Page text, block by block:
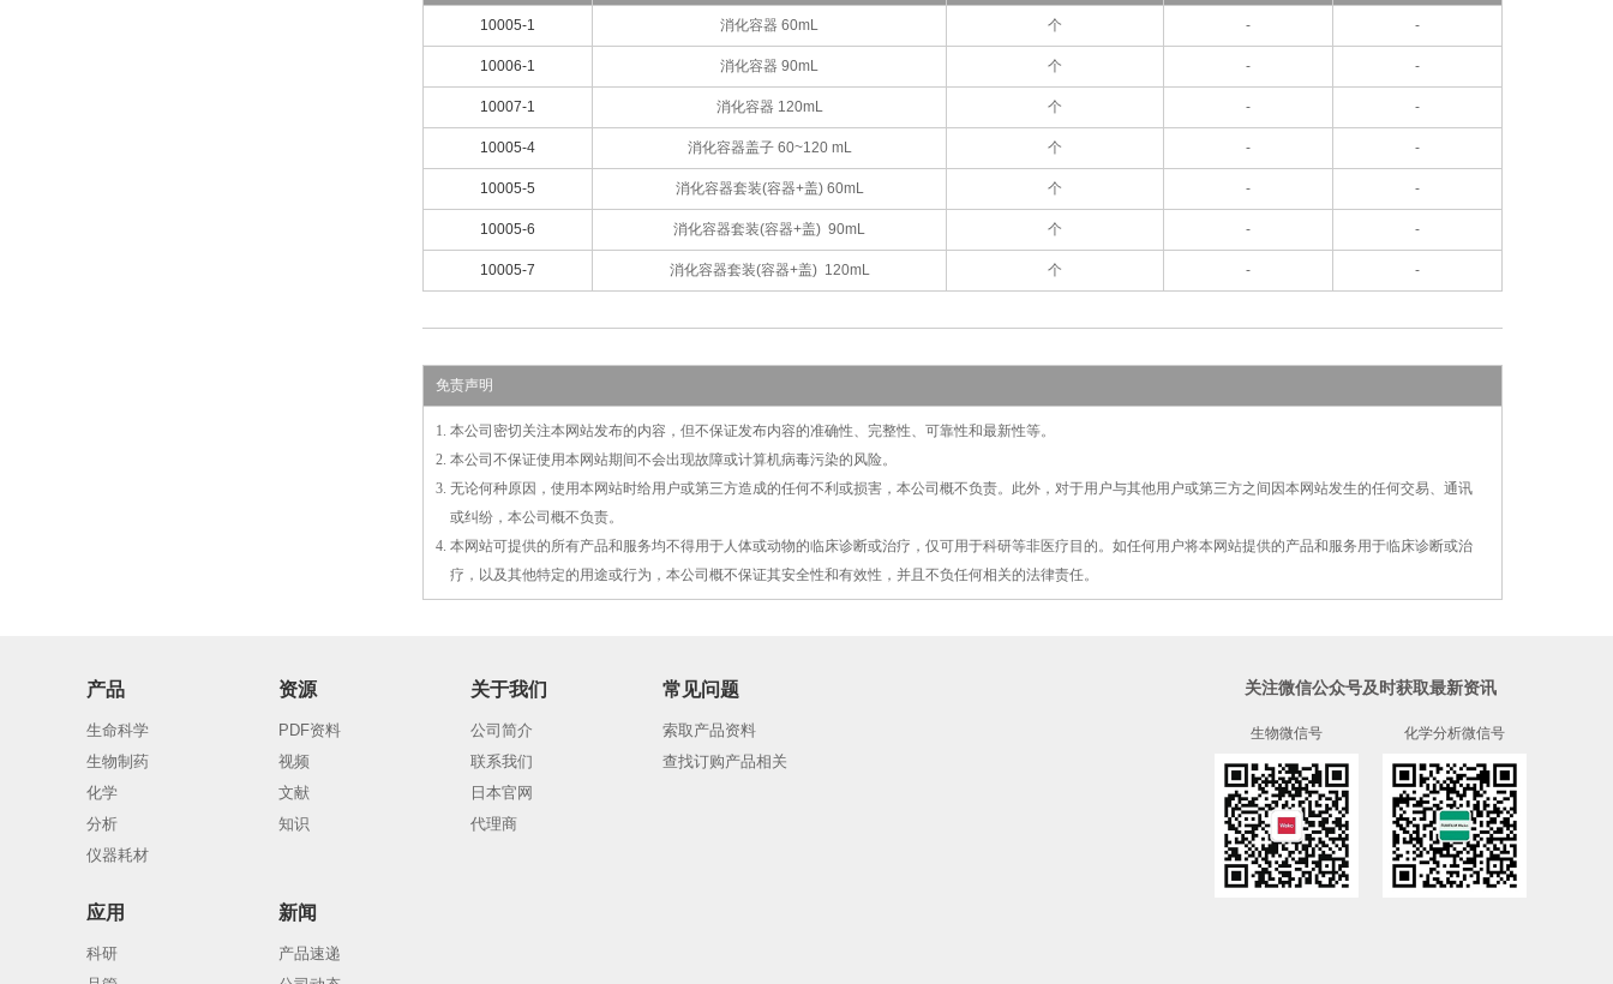
10005-1 消化容器 60mL 个 - -
10006-1 消化容器 90mL 个 - -
10007-1 消化容器 120mL 个 - -
10005-4 消化容器盖子 60~120 mL 个 - -
10005-5 消化容器套装(容器+盖) 60mL 个 - -
10005-6 消化容器套装(容器+盖) 90mL 个 - -
10005-7 消化容器套装(容器+盖) 120mL 个 - -
免责声明
1. 本公司密切关注本网站发布的内容，但不保证发布内容的准确性、完整性、可靠性和最新性等。
2. 本公司不保证使用本网站期间不会出现故障或计算机病毒污染的风险。
3. 无论何种原因，使用本网站时给用户或第三方造成的任何不利或损害，本公司概不负责。此外，对于用户与其他用户或第三方之间因本网站发生的任何交易、通讯
或纠纷，本公司概不负责。
4. 本网站可提供的所有产品和服务均不得用于人体或动物的临床诊断或治疗，仅可用于科研等非医疗目的。如任何用户将本网站提供的产品和服务用于临床诊断或治
疗，以及其他特定的用途或行为，本公司概不保证其安全性和有效性，并且不负任何相关的法律责任。
产品
生命科学
生物制药
化学
分析
仪器耗材
资源
PDF资料
视频
文献
知识
关于我们
公司简介
联系我们
日本官网
代理商
常见问题
索取产品资料
查找订购产品相关
应用
科研
新闻
产品速递
关注微信公众号及时获取最新资讯
生物微信号 化学分析微信号